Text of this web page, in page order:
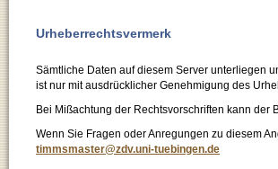
Urheberrechtsvermerk
Sämtliche Daten auf diesem Server unterliegen
ist nur mit ausdrücklicher Genehmigung des
Bei Mißachtung der Rechtsvorschriften kann der
Wenn Sie Fragen oder Anregungen zu diesem
timmsmaster@zdv.uni-tuebingen.de